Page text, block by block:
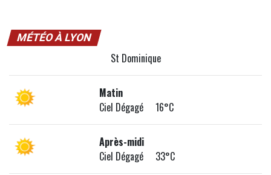
MÉTÉO À LYON
St Dominique
Matin
Ciel Dégagé 16°C
Après-midi
Ciel Dégagé 33°C